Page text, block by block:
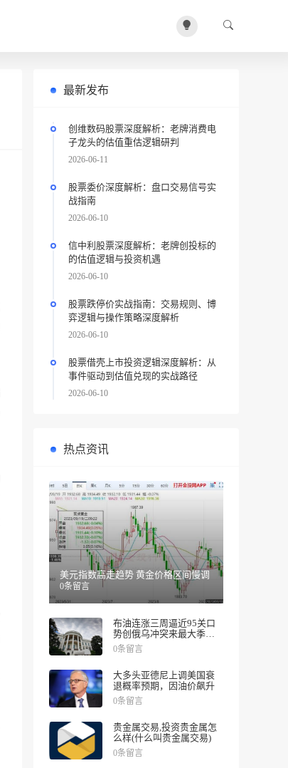
最新发布
创维数码股票深度解析：老牌消费电
子龙头的估值重估逻辑研判
2026-06-11
股票委价深度解析：盘口交易信号实
战指南
2026-06-10
信中利股票深度解析：老牌创投标的
的估值逻辑与投资机遇
2026-06-10
股票跌停价实战指南：交易规则、博
弈逻辑与操作策略深度解析
2026-06-10
股票借壳上市投资逻辑深度解析：从
事件驱动到估值兑现的实战路径
2026-06-10
热点资讯
美元指数高走趋势 黄金价格区间慢调
0条留言
布油连涨三周逼近95关口
势创俄乌冲突来最大季度
涨幅
0条留言
大多头亚德尼上调美国衰
退概率预期，因油价飙升
0条留言
贵金属交易,投资贵金属怎
么样(什么叫贵金属交易)
0条留言